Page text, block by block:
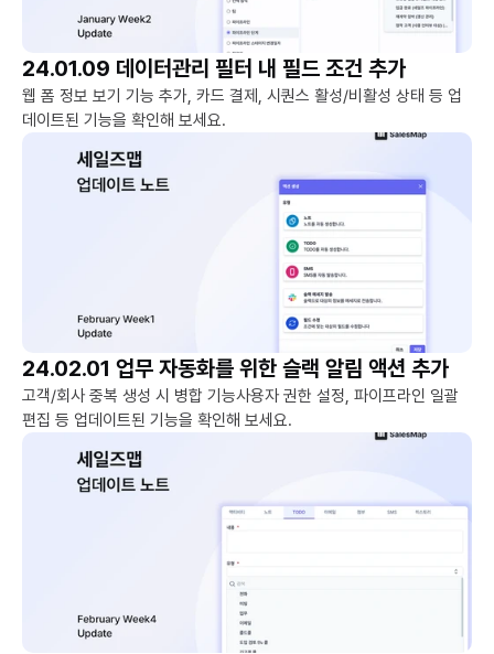
24.01.09 데이터관리 필터 내 필드 조건 추가
웹 폼 정보 보기 기능 추가, 카드 결제, 시퀀스 활성/비활성 상태 등 업
데이트된 기능을 확인해 보세요.
24.02.01 업무 자동화를 위한 슬랙 알림 액션 추가
고객/회사 중복 생성 시 병합 기능사용자 권한 설정, 파이프라인 일괄
편집 등 업데이트된 기능을 확인해 보세요.